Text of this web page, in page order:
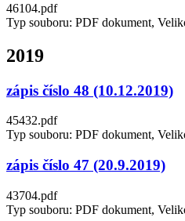
46104.pdf
Typ souboru: PDF dokument,
2019
zápis číslo 48 (10.12.2019)
45432.pdf
Typ souboru: PDF dokument,
zápis číslo 47 (20.9.2019)
43704.pdf
Typ souboru: PDF dokument,